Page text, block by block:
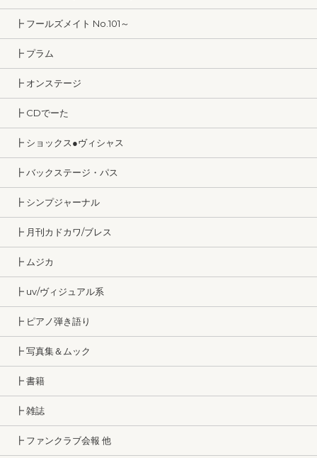
┣ フールズメイト No.101～
┣ プラム
┣ オンステージ
┣ CDでーた
┣ ショックス●ヴィシャス
┣ バックステージ・パス
┣ シンプジャーナル
┣ 月刊カドカワ/ブレス
┣ ムジカ
┣ uv/ヴィジュアル系
┣ ピアノ弾き語り
┣ 写真集＆ムック
┣ 書籍
┣ 雑誌
┣ ファンクラブ会報 他